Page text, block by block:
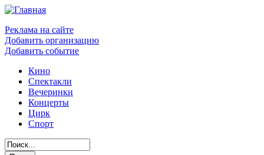
Реклама на сайте
Добавить организацию
Добавить событие
Кино
Спектакли
Вечеринки
Концерты
Цирк
Спорт